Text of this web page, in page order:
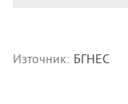
Източник: БГНЕС